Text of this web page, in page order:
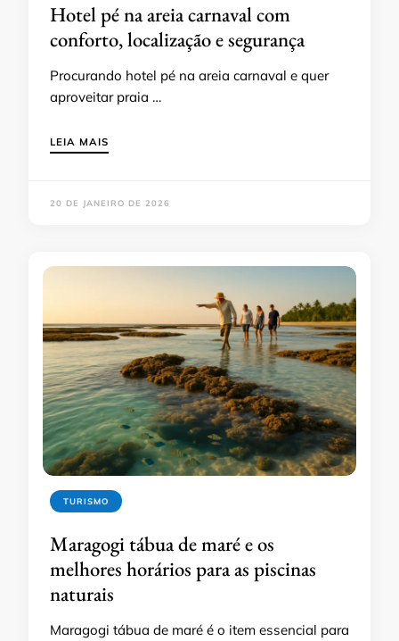
Hotel pé na areia carnaval com
conforto, localização e segurança
Procurando hotel pé na areia carnaval e quer
aproveitar praia …
LEIA MAIS
20 DE JANEIRO DE 2026
TURISMO
Maragogi tábua de maré e os
melhores horários para as piscinas
naturais
Maragogi tábua de maré é o item essencial para